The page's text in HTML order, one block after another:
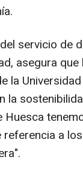
servicio de
asegura
la
la
a